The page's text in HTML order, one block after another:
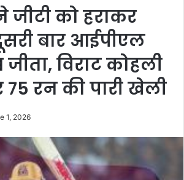
जीटी को हराकर
बार आईपीएल
विराट कोहली
75 रन की पारी खेली
1, 2026